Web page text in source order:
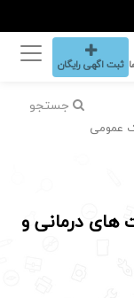
ثبت اگهی رایگان
جستجو
عمومی
درمانی و